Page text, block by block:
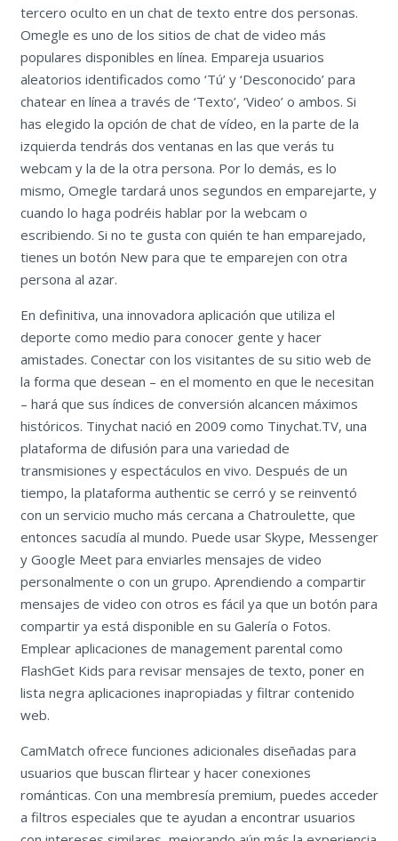
tercero oculto en un chat de texto entre dos personas.
Omegle es uno de los sitios de chat de video más
populares disponibles en línea. Empareja usuarios
aleatorios identificados como ‘Tú’ y ‘Desconocido’ para
chatear en línea a través de ‘Texto’, ‘Video’ o ambos. Si
has elegido la opción de chat de vídeo, en la parte de la
izquierda tendrás dos ventanas en las que verás tu
webcam y la de la otra persona. Por lo demás, es lo
mismo, Omegle tardará unos segundos en emparejarte, y
cuando lo haga podréis hablar por la webcam o
escribiendo. Si no te gusta con quién te han emparejado,
tienes un botón New para que te emparejen con otra
persona al azar.
En definitiva, una innovadora aplicación que utiliza el
deporte como medio para conocer gente y hacer
amistades. Conectar con los visitantes de su sitio web de
la forma que desean – en el momento en que le necesitan
– hará que sus índices de conversión alcancen máximos
históricos. Tinychat nació en 2009 como Tinychat.TV, una
plataforma de difusión para una variedad de
transmisiones y espectáculos en vivo. Después de un
tiempo, la plataforma authentic se cerró y se reinventó
con un servicio mucho más cercana a Chatroulette, que
entonces sacudía al mundo. Puede usar Skype, Messenger
y Google Meet para enviarles mensajes de video
personalmente o con un grupo. Aprendiendo a compartir
mensajes de video con otros es fácil ya que un botón para
compartir ya está disponible en su Galería o Fotos.
Emplear aplicaciones de management parental como
FlashGet Kids para revisar mensajes de texto, poner en
lista negra aplicaciones inapropiadas y filtrar contenido
web.
CamMatch ofrece funciones adicionales diseñadas para
usuarios que buscan flirtear y hacer conexiones
románticas. Con una membresía premium, puedes acceder
a filtros especiales que te ayudan a encontrar usuarios